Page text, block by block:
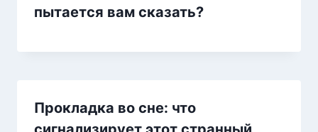
пытается вам сказать?
Прокладка во сне: что